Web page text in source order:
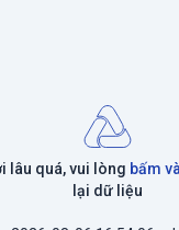
lâu quá, vui lòng bấm
lại dữ liệu